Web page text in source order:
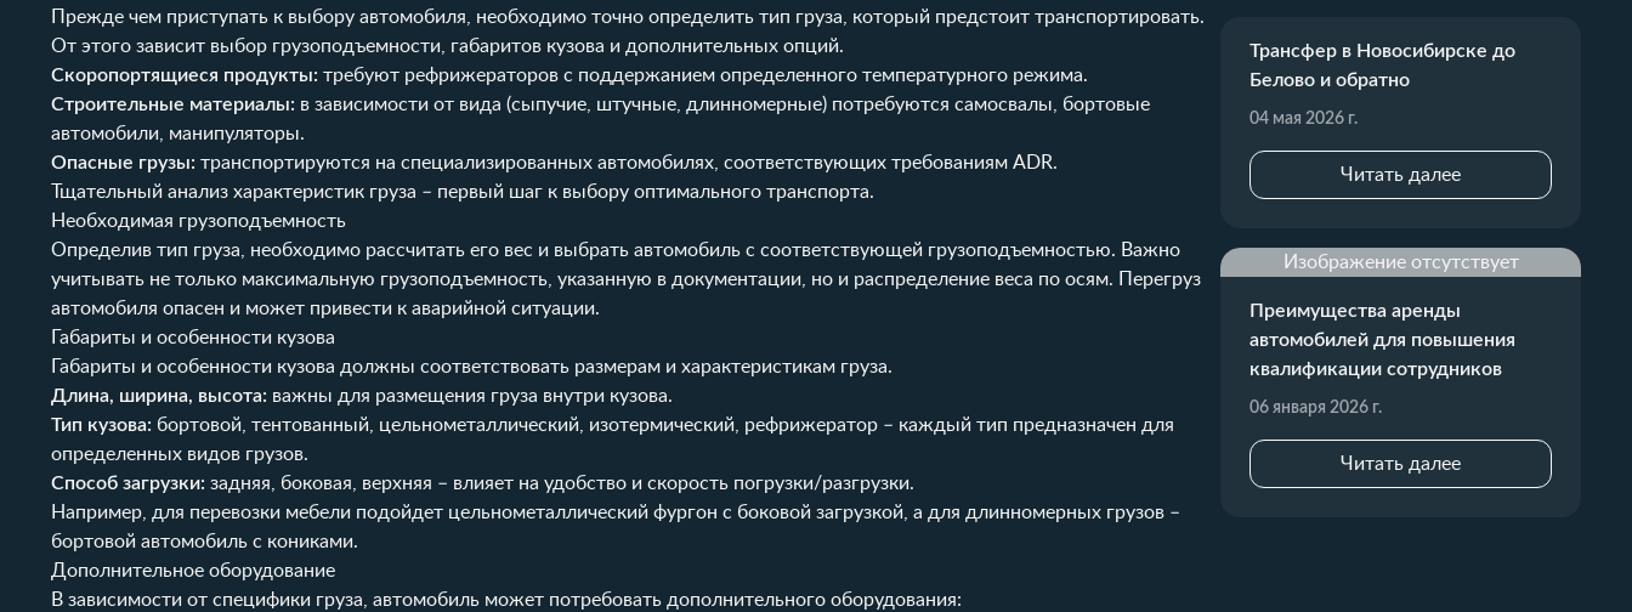
Прежде чем приступать к выбору автомобиля, необходимо точно определить тип груза, который предстоит транспортировать.
От этого зависит выбор грузоподъемности, габаритов кузова и дополнительных опций.
Скоропортящиеся продукты: требуют рефрижераторов с поддержанием определенного температурного режима.
Строительные материалы: в зависимости от вида (сыпучие, штучные, длинномерные) потребуются самосвалы, бортовые
автомобили, манипуляторы.
Опасные грузы: транспортируются на специализированных автомобилях, соответствующих требованиям ADR.
Тщательный анализ характеристик груза – первый шаг к выбору оптимального транспорта.
Необходимая грузоподъемность
Определив тип груза, необходимо рассчитать его вес и выбрать автомобиль с соответствующей грузоподъемностью. Важно
учитывать не только максимальную грузоподъемность, указанную в документации, но и распределение веса по осям. Перегруз
автомобиля опасен и может привести к аварийной ситуации.
Габариты и особенности кузова
Габариты и особенности кузова должны соответствовать размерам и характеристикам груза.
Длина, ширина, высота: важны для размещения груза внутри кузова.
Тип кузова: бортовой, тентованный, цельнометаллический, изотермический, рефрижератор – каждый тип предназначен для
определенных видов грузов.
Способ загрузки: задняя, боковая, верхняя – влияет на удобство и скорость погрузки/разгрузки.
Например, для перевозки мебели подойдет цельнометаллический фургон с боковой загрузкой, а для длинномерных грузов –
бортовой автомобиль с кониками.
Дополнительное оборудование
В зависимости от специфики груза, автомобиль может потребовать дополнительного оборудования:
Трансфер в Новосибирске до
Белово и обратно
04 мая 2026 г.
Читать далее
Изображение отсутствует
Преимущества аренды
автомобилей для повышения
квалификации сотрудников
06 января 2026 г.
Читать далее